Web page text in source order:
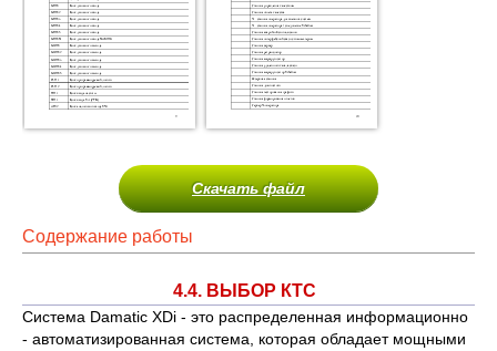
Скачать файл
Содержание работы
4.4. ВЫБОР КТС
Система Damatic XDi - это распределенная информационно
- автоматизированная система, которая обладает мощными